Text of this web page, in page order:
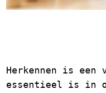
Herkennen is een
essentieel is in